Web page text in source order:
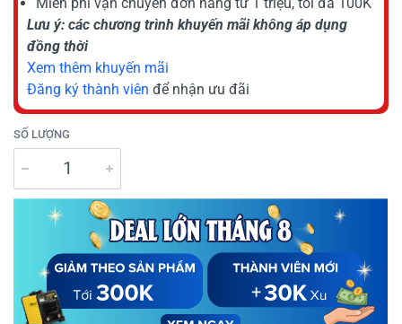
Lưu ý: các chương trình khuyến mãi không áp dụng
đồng thời
Xem thêm khuyến mãi
Đăng ký thành viên để nhận ưu đãi
SỐ LƯỢNG